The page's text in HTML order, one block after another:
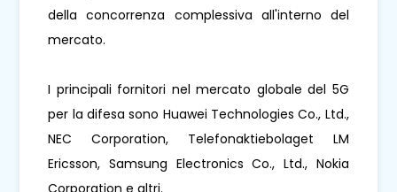
della concorrenza complessiva all'interno del
mercato.
I principali fornitori nel mercato globale del 5G
per la difesa sono Huawei Technologies Co., Ltd.,
NEC Corporation, Telefonaktiebolaget LM
Ericsson, Samsung Electronics Co., Ltd., Nokia
Corporation e altri.